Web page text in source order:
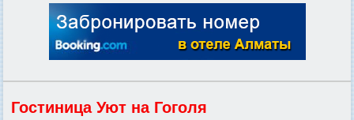
Гостиница Уют на Гоголя